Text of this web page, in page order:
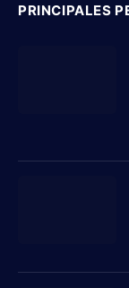
PRINCIPALES